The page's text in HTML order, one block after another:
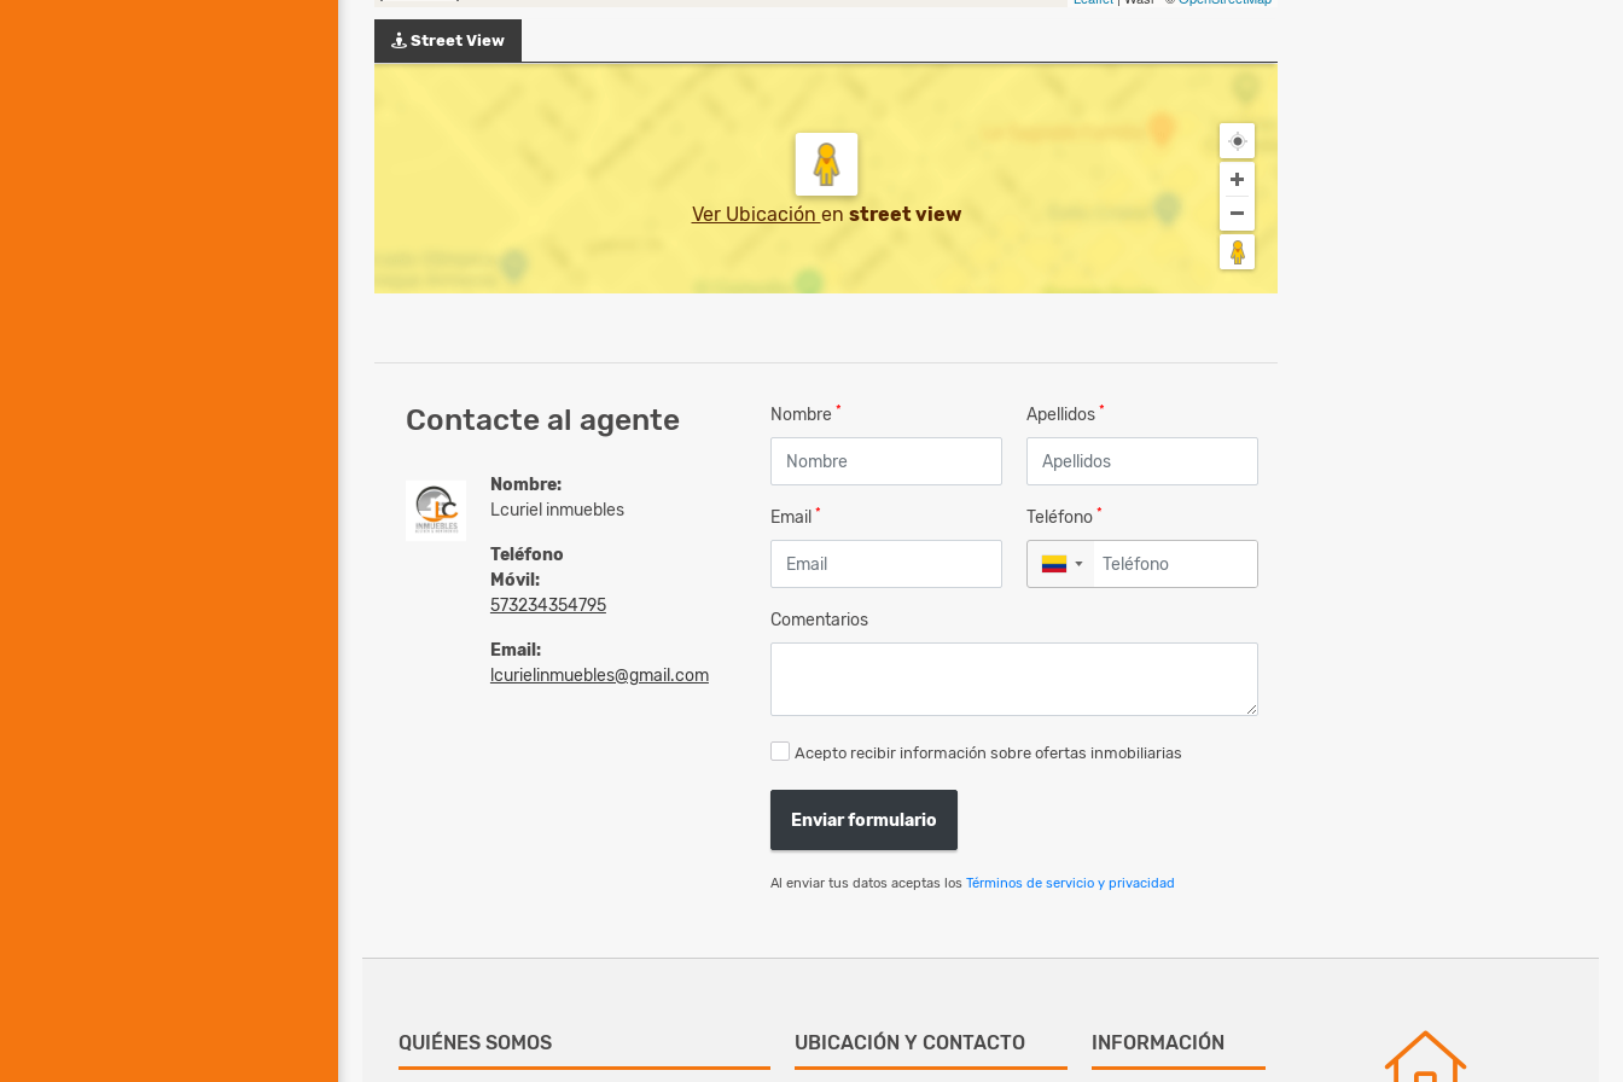
Street View
Ver Ubicación en street view
Contacte al agente
Nombre:
Lcuriel inmuebles
Teléfono
Móvil:
573234354795
Email:
lcurielinmuebles@gmail.com
Nombre * Apellidos *
Email * Teléfono *
▼
Comentarios
Acepto recibir información sobre ofertas inmobiliarias
Enviar formulario
Al enviar tus datos aceptas los Términos de servicio y privacidad
QUIÉNES SOMOS UBICACIÓN Y CONTACTO INFORMACIÓN